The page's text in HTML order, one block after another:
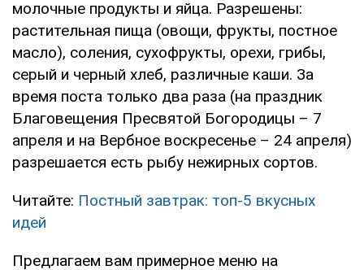
молочные продукты и яйца. Разрешены:
растительная пища (овощи, фрукты, постное
масло), соления, сухофрукты, орехи, грибы,
серый и черный хлеб, различные каши. За
время поста только два раза (на праздник
Благовещения Пресвятой Богородицы – 7
апреля и на Вербное воскресенье – 24 апреля)
разрешается есть рыбу нежирных сортов.
Читайте: Постный завтрак: топ-5 вкусных
идей
Предлагаем вам примерное меню на